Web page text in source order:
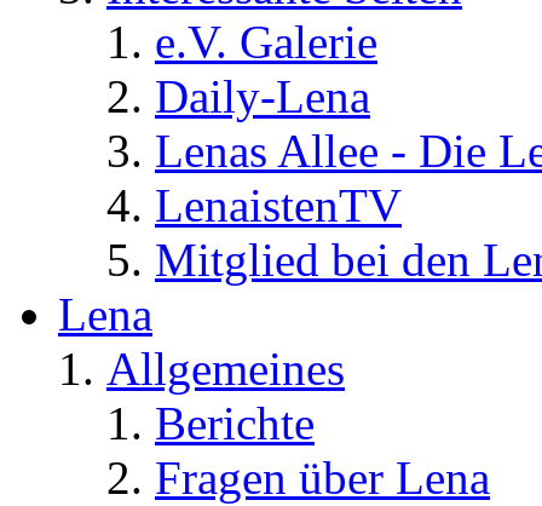
e.V. Galerie
Daily-Lena
Lenas Allee - Die
LenaistenTV
Mitglied bei den
Lena
Allgemeines
Berichte
Fragen über Lena